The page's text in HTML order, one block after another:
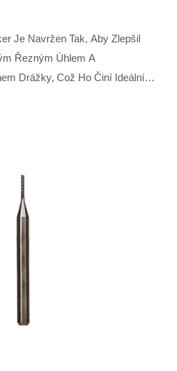
Je Navržen Tak, Aby Zlepšil
Řezným Úhlem A
Drážky, Což Ho Činí Ideálním